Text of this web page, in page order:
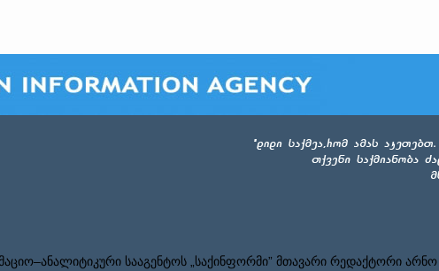
სააგენტოს „საქინფორმი” მთავარი რედაქტორი